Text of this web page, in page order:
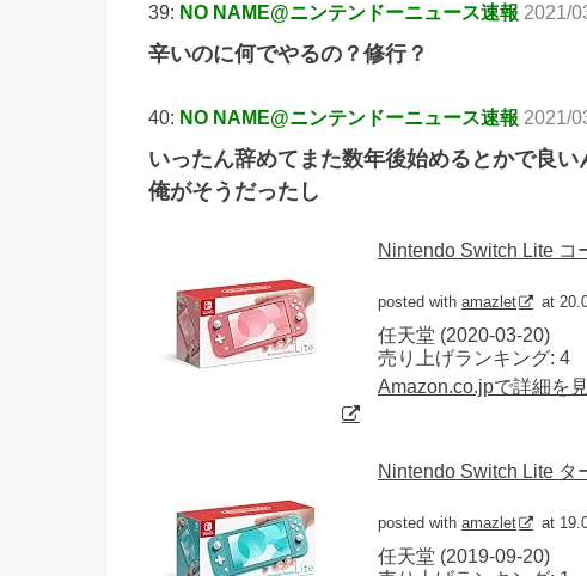
39: NO NAME@ニンテンドーニュース速報 2021/
辛いのに何でやるの？修行？
40: NO NAME@ニンテンドーニュース速報 2021/
いったん辞めてまた数年後始めるとかで良い
俺がそうだったし
Nintendo Switch Lite コ
posted with amazlet at
任天堂 (2020-03-20)
売り上げランキング: 4
Amazon.co.jpで詳細を
Nintendo Switch Lite タ
posted with amazlet at
任天堂 (2019-09-20)